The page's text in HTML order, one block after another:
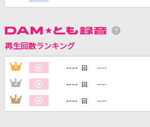
DAMに会員登録・ログインして
カラオケをもっと楽しもう！
再生回数ランキング
1 ---- 回 ----
2 ---- 回 ----
3 ---- 回 ----